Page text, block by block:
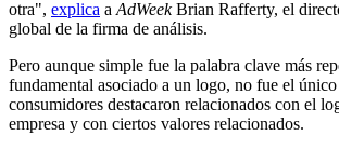
otra", explica a AdWeekBrian Rafferty, el
global de la firma de análisis.
Pero aunque simple fue la palabra clave más
fundamental asociado a un logo, no fue el
consumidores destacaron relacionados con el
empresa y con ciertos valores relacionados.